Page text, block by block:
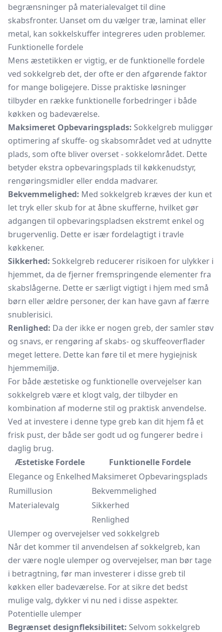
begrænsninger på materialevalget til dine
skabsfronter. Uanset om du vælger træ, laminat eller
metal, kan sokkelskuffer integreres uden problemer.
Funktionelle fordele
Mens æstetikken er vigtig, er de funktionelle fordele
ved sokkelgreb det, der ofte er den afgørende faktor
for mange boligejere. Disse praktiske løsninger
tilbyder en række funktionelle forbedringer i både
køkken og badeværelse.
Maksimeret Opbevaringsplads: Sokkelgreb muliggør
optimering af skuffe- og skabsområdet ved at udnytte
plads, som ofte bliver overset - sokkelområdet. Dette
betyder ekstra opbevaringsplads til køkkenudstyr,
rengøringsmidler eller endda madvarer.
Bekvemmelighed: Med sokkelgreb kræves der kun et
let tryk eller skub for at åbne skufferne, hvilket gør
adgangen til opbevaringspladsen ekstremt enkel og
brugervenlig. Dette er især fordelagtigt i travle
køkkener.
Sikkerhed: Sokkelgreb reducerer risikoen for ulykker i
hjemmet, da de fjerner fremspringende elementer fra
skabslågerne. Dette er særligt vigtigt i hjem med små
børn eller ældre personer, der kan have gavn af færre
snublerisici.
Renlighed: Da der ikke er nogen greb, der samler støv
og snavs, er rengøring af skabs- og skuffeoverflader
meget lettere. Dette kan føre til et mere hygiejnisk
hjemmemiljø.
For både æstetiske og funktionelle overvejelser kan
sokkelgreb være et klogt valg, der tilbyder en
kombination af moderne stil og praktisk anvendelse.
Ved at investere i denne type greb kan dit hjem få et
frisk pust, der både ser godt ud og fungerer bedre i
daglig brug.
Æstetiske Fordele
Funktionelle Fordele
Elegance og EnkelhedMaksimeret Opbevaringsplads
Rumillusion
Bekvemmelighed
Materialevalg
Sikkerhed
Renlighed
Ulemper og overvejelser ved sokkelgreb
Når det kommer til anvendelsen af sokkelgreb, kan
der være nogle ulemper og overvejelser, man bør tage
i betragtning, før man investerer i disse greb til
køkken eller badeværelse. For at sikre det bedst
mulige valg, dykker vi nu ned i disse aspekter.
Potentielle ulemper
Begrænset designfleksibilitet: Selvom sokkelgreb